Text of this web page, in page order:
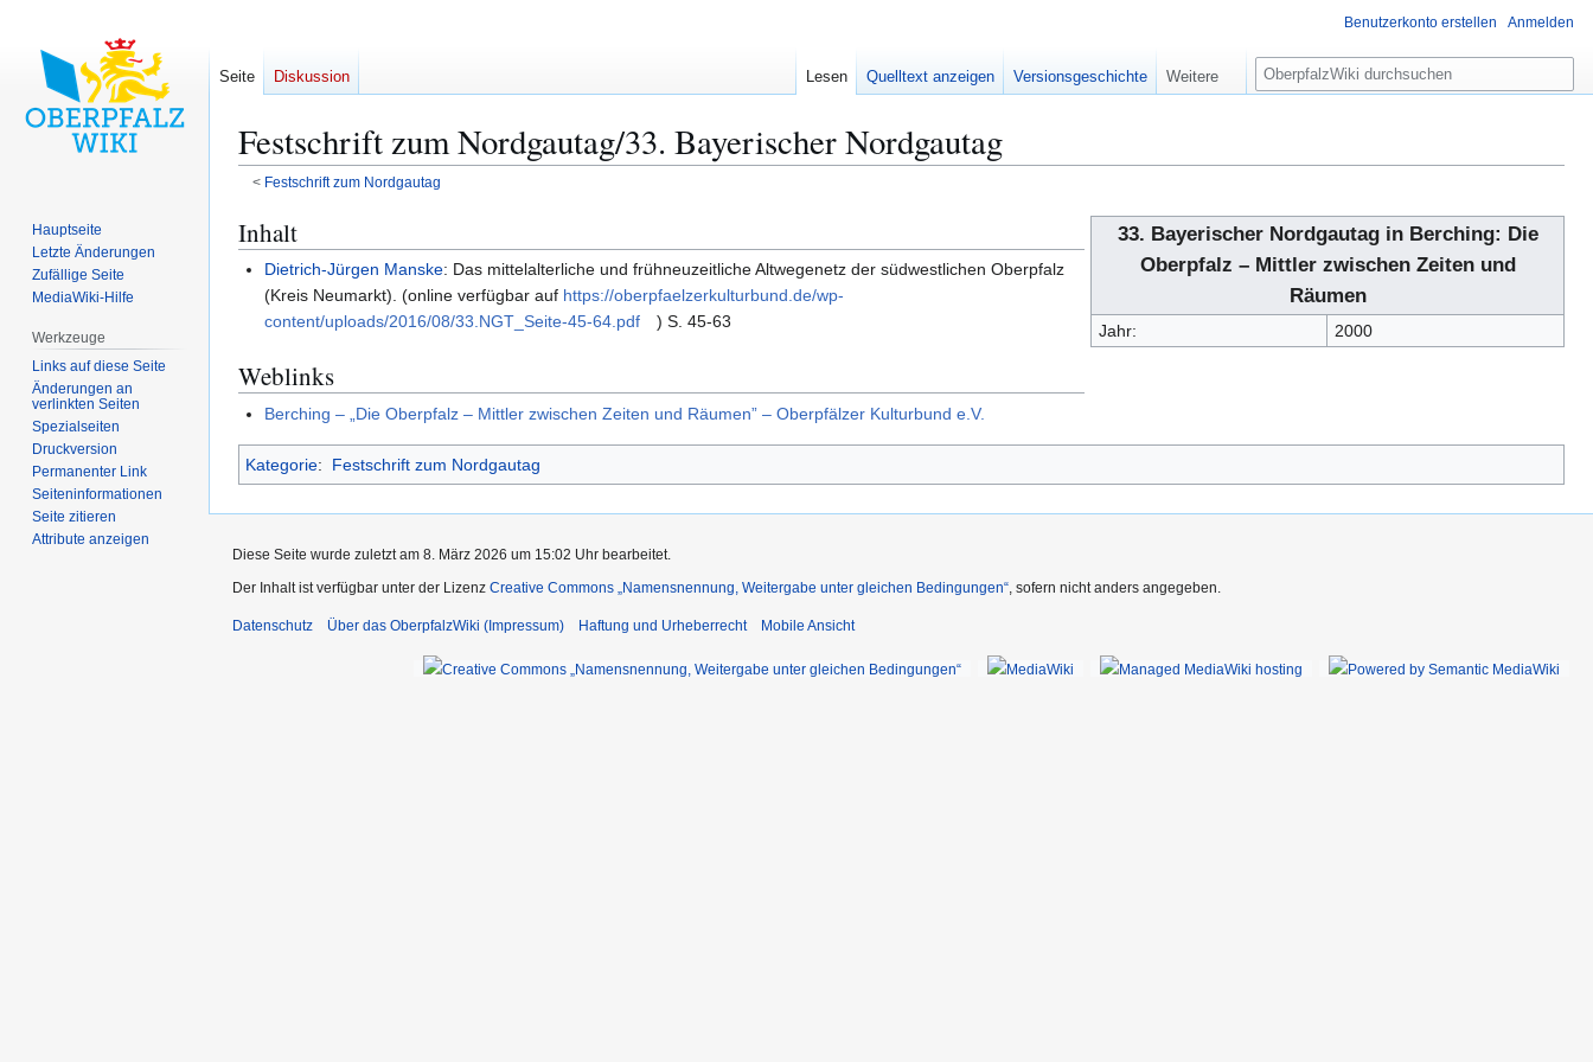
Festschrift zum Nordgautag/33. Bayerischer Nordgautag
< Festschrift zum Nordgautag
Zur
Navigation
springen
Zur
Suche
springen
33. Bayerischer Nordgautag in Berching: Die
Oberpfalz – Mittler zwischen Zeiten und
Räumen
Jahr: 2000
Inhalt
Dietrich-Jürgen Manske: Das mittelalterliche und frühneuzeitliche Altwegenetz der südwestlichen Oberpfalz
(Kreis Neumarkt). (online verfügbar auf https://oberpfaelzerkulturbund.de/wp-
content/uploads/2016/08/33.NGT_Seite-45-64.pdf
) S. 45-63
Weblinks
Berching – „Die Oberpfalz – Mittler zwischen Zeiten und Räumen” – Oberpfälzer Kulturbund e.V.
Kategorie: Festschrift zum Nordgautag
Benutzerkonto erstellen Anmelden
Seite Diskussion Lesen Quelltext anzeigen Versionsgeschichte Weitere
S
u
e
Hauptseite
Letzte Änderungen
Zufällige Seite
MediaWiki-Hilfe
Werkzeuge
Links auf diese Seite
Änderungen an
verlinkten Seiten
Spezialseiten
Druckversion
Permanenter Link
Seiten­­informationen
Seite zitieren
Attribute anzeigen
Diese Seite wurde zuletzt am 8. März 2026 um 15:02 Uhr bearbeitet.
Der Inhalt ist verfügbar unter der Lizenz Creative Commons „Namensnennung, Weitergabe unter gleichen Bedingungen“, sofern nicht anders angegeben.
Datenschutz Über das OberpfalzWiki (Impressum) Haftung und Urheberrecht Mobile Ansicht